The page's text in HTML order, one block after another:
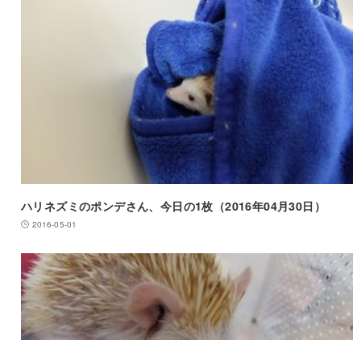
ハリネズミのポンデさん、今日の1枚（2016年04月30日）
2016-05-01